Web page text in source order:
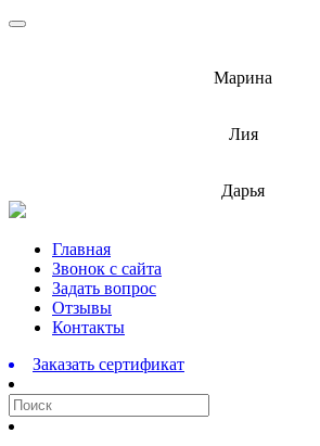
Марина
Лия
Дарья
Перейти
содержимому
Главная
Звонок с сайта
Задать вопрос
Отзывы
Контакты
Заказать сертификат